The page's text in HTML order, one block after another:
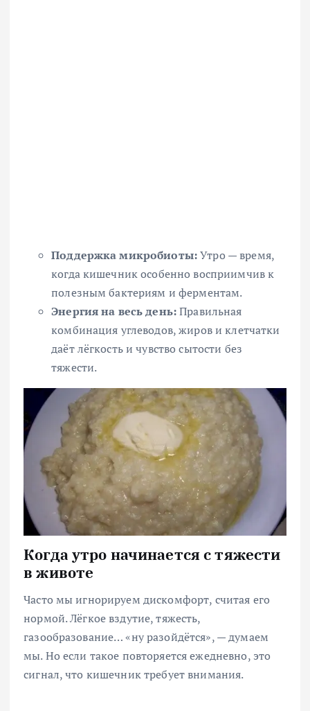
Поддержка микробиоты:Утро — время,
когда кишечник особенно восприимчив к
полезным бактериям и ферментам.
Энергия на весь день:Правильная
комбинация углеводов, жиров и клетчатки
даёт лёгкость и чувство сытости без
тяжести.
Когда утро начинается с тяжести
в животе
Часто мы игнорируем дискомфорт, считая его
нормой. Лёгкое вздутие, тяжесть,
газообразование… «ну разойдётся», — думаем
мы. Но если такое повторяется ежедневно, это
сигнал, что кишечник требует внимания.